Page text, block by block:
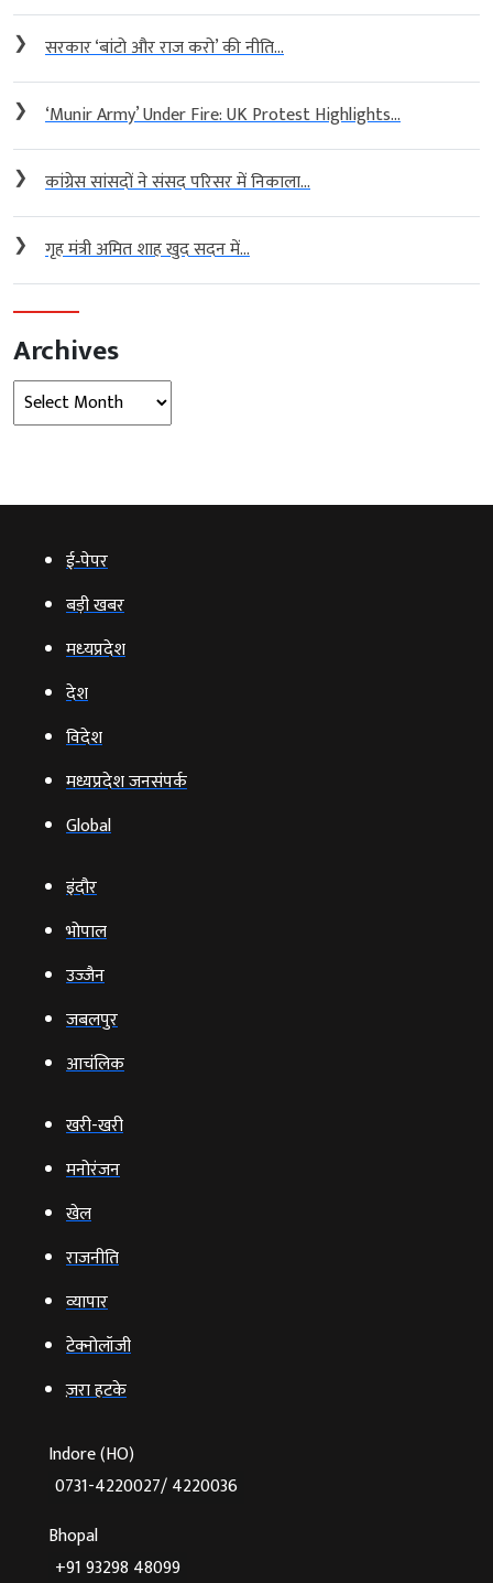
❯ सरकार ‘बांटो और राज करो’ की नीति...
❯ ‘Munir Army’ Under Fire: UK Protest Highlights...
❯ कांग्रेस सांसदों ने संसद परिसर में निकाला...
❯ गृह मंत्री अमित शाह खुद सदन में...
Archives
Archives
ई‑पेपर
बड़ी खबर
मध्‍यप्रदेश
देश
विदेश
मध्यप्रदेश जनसंपर्क
Global
इंदौर
भोपाल
उज्‍जैन
जबलपुर
आचंलिक
खरी-खरी
मनोरंजन
खेल
राजनीति
व्‍यापार
टेक्‍नोलॉजी
ज़रा हटके
Indore (HO)
0731-4220027/ 4220036
Bhopal
+91 93298 48099